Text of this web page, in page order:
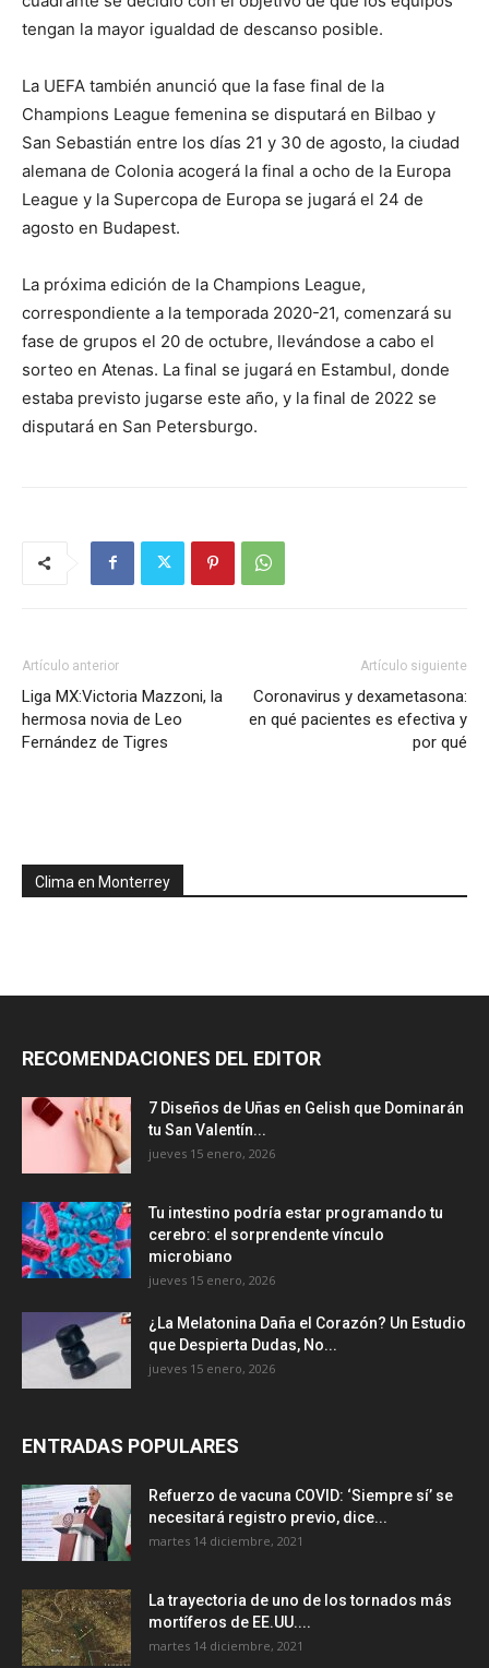
tengan la mayor igualdad de descanso posible.
La UEFA también anunció que la fase final de la
Champions League femenina se disputará en Bilbao y
San Sebastián entre los días 21 y 30 de agosto, la ciudad
alemana de Colonia acogerá la final a ocho de la Europa
League y la Supercopa de Europa se jugará el 24 de
agosto en Budapest.
La próxima edición de la Champions League,
correspondiente a la temporada 2020-21, comenzará su
fase de grupos el 20 de octubre, llevándose a cabo el
sorteo en Atenas. La final se jugará en Estambul, donde
estaba previsto jugarse este año, y la final de 2022 se
disputará en San Petersburgo.
Artículo anterior
Liga MX:Victoria Mazzoni, la
hermosa novia de Leo
Fernández de Tigres
Artículo siguiente
Coronavirus y dexametasona:
en qué pacientes es efectiva y
por qué
Clima en Monterrey
RECOMENDACIONES DEL EDITOR
7 Diseños de Uñas en Gelish que Dominarán
tu San Valentín...
jueves 15 enero, 2026
Tu intestino podría estar programando tu
cerebro: el sorprendente vínculo
microbiano
jueves 15 enero, 2026
¿La Melatonina Daña el Corazón? Un Estudio
que Despierta Dudas, No...
jueves 15 enero, 2026
ENTRADAS POPULARES
Refuerzo de vacuna COVID: ‘Siempre sí’ se
necesitará registro previo, dice...
martes 14 diciembre, 2021
La trayectoria de uno de los tornados más
mortíferos de EE.UU....
martes 14 diciembre, 2021